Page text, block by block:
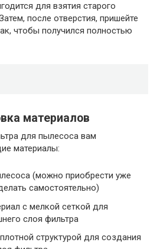
для взятия старого
после отверстия, пришейте
чтобы получился полностью
материалов
для пылесоса вам
материалы:
(можно приобрести уже
самостоятельно)
с мелкой сеткой для
слоя фильтра
структурой для создания